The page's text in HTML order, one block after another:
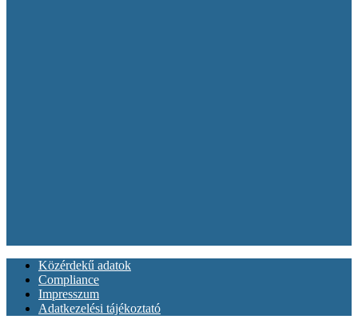
Közérdekű adatok
Compliance
Impresszum
Adatkezelési tájékoztató